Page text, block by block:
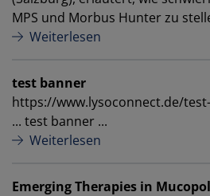
MPS und Morbus Hunter zu
Weiterlesen
test banner
https://www.lysoconnect.de/
... test banner ...
Weiterlesen
Emerging Therapies in